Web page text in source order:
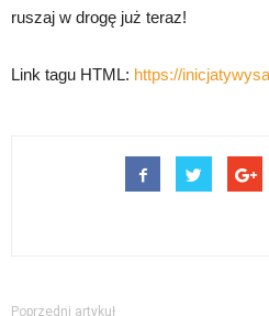
ruszaj w drogę już teraz!
Link tagu HTML: https://
Poprzedni artykuł